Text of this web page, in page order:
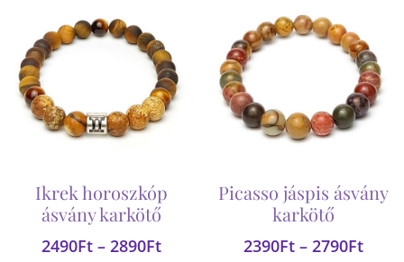
Ikrek horoszkóp
ásvány karkötő
2490Ft – 2890Ft
Picasso jáspis ásvány
karkötő
2390Ft – 2790Ft